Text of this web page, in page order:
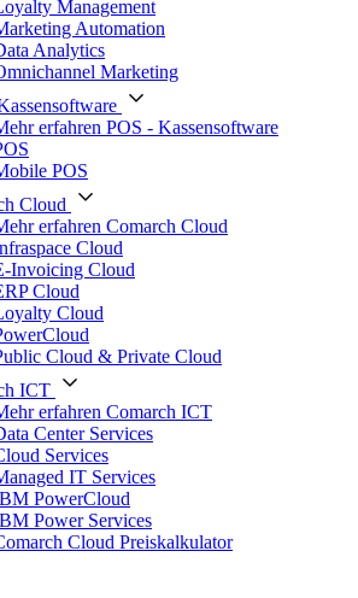
Management
Automation
Analytics
Marketing
erfahren POS - Kassensoftware
POS
Cloud
erfahren Comarch Cloud
Cloud
Invoicing Cloud
Cloud
Cloud
Cloud & Private Cloud
ICT
erfahren Comarch ICT
Center Services
Services
IT Services
PowerCloud
Power Services
Cloud Preiskalkulator